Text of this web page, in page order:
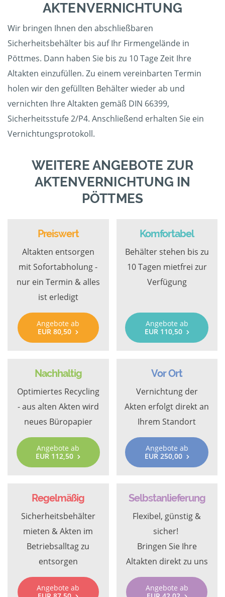
AKTENVERNICHTUNG
Wir bringen Ihnen den abschließbaren
Sicherheitsbehälter bis auf Ihr Firmengelände in
Pöttmes. Dann haben Sie bis zu 10 Tage Zeit Ihre
Altakten einzufüllen. Zu einem vereinbarten Termin
holen wir den gefüllten Behälter wieder ab und
vernichten Ihre Altakten gemäß DIN 66399,
Sicherheitsstufe 2/P4. Anschließend erhalten Sie ein
Vernichtungsprotokoll.
WEITERE ANGEBOTE ZUR
AKTENVERNICHTUNG IN
PÖTTMES
Preiswert
Altakten entsorgen
mit Sofortabholung -
nur ein Termin & alles
ist erledigt
Angebote ab
EUR 80,50
Komfortabel
Behälter stehen bis zu
10 Tagen mietfrei zur
Verfügung
Angebote ab
EUR 110,50
Nachhaltig
Optimiertes Recycling
- aus alten Akten wird
neues Büropapier
Angebote ab
EUR 112,50
Vor Ort
Vernichtung der
Akten erfolgt direkt an
Ihrem Standort
Angebote ab
EUR 250,00
Regelmäßig
Sicherheitsbehälter
mieten & Akten im
Betriebsalltag zu
entsorgen
Angebote ab
Selbstanlieferung
Flexibel, günstig &
sicher!
Bringen Sie Ihre
Altakten direkt zu uns
Angebote ab